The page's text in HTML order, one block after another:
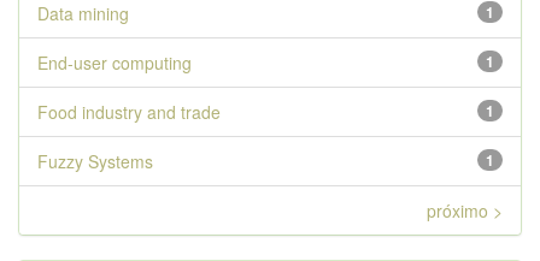
1
Data mining
1
End-user computing
1
Food industry and trade
1
Fuzzy Systems
próximo >